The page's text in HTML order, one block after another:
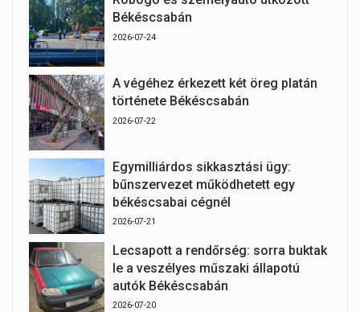
Békéscsabán
2026-07-24
A végéhez érkezett két öreg platán
története Békéscsabán
2026-07-22
Egymilliárdos sikkasztási ügy:
bűnszervezet működhetett egy
békéscsabai cégnél
2026-07-21
Lecsapott a rendőrség: sorra buktak
le a veszélyes műszaki állapotú
autók Békéscsabán
2026-07-20